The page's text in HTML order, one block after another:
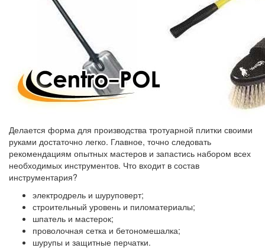
Делается форма для производства тротуарной плитки своими
руками достаточно легко. Главное, точно следовать
рекомендациям опытных мастеров и запастись набором всех
необходимых инструментов. Что входит в состав
инструментария?
электродрель и шуруповерт;
строительный уровень и пиломатериалы;
шпатель и мастерок;
проволочная сетка и бетономешалка;
шурупы и защитные перчатки.